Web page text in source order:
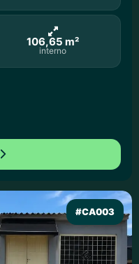
106,65 m²
interno
#CA003